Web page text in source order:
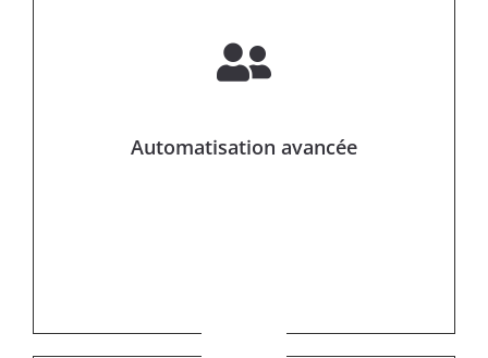
Automatisation avancée